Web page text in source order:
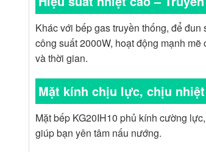
Khác với bếp gas truyền thống, để
công suất 2000W, hoạt động mạnh
và thời gian.
Mặt kính chịu lực, chịu nhiệt
Mặt bếp KG20IH10 phủ kính cường
giúp bạn yên tâm nấu nướng.